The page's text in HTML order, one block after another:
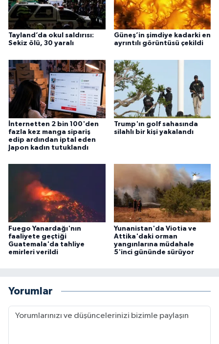
Tayland’da okul saldırısı:
Sekiz ölü, 30 yaralı
Güneş’in şimdiye kadarki en
ayrıntılı görüntüsü çekildi
İnternetten 2 bin 100'den
fazla kez manga sipariş
edip ardından iptal eden
Japon kadın tutuklandı
Trump'ın golf sahasında
silahlı bir kişi yakalandı
Fuego Yanardağı'nın
faaliyete geçtiği
Guatemala'da tahliye
emirleri verildi
Yunanistan'da Viotia ve
Attika'daki orman
yangınlarına müdahale
5'inci gününde sürüyor
Yorumlar